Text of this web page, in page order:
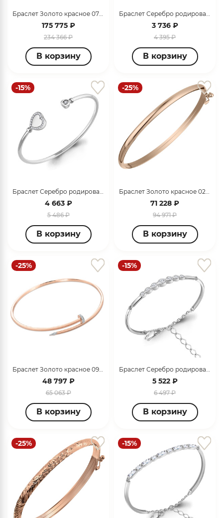
Браслет Золото красное 070165
175 775 ₽
234 366 ₽
В корзину
Браслет Серебро родированное 320704G152-17
3 736 ₽
4 395 ₽
В корзину
-15%
Браслет Серебро родированное 74839А.5
4 663 ₽
5 486 ₽
В корзину
-25%
Браслет Золото красное 022110
71 228 ₽
94 971 ₽
В корзину
-25%
Браслет Золото красное 099618_09_01_005_0004
48 797 ₽
65 063 ₽
В корзину
-15%
Браслет Серебро родированное 74632А.5
5 522 ₽
6 497 ₽
В корзину
-25% -15%